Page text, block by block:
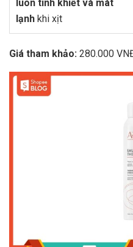
luôn tinh khiết và mát
lạnh khi xịt
Giá tham khảo: 280.000